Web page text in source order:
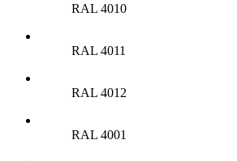
RAL 4010
RAL 4011
RAL 4012
RAL 4001